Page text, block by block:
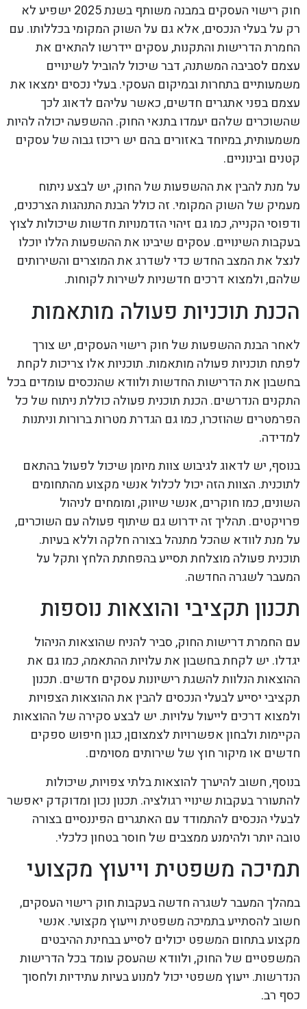
חוק רישוי העסקים במבנה משותף בשנת 2025 ישפיע לא
רק על בעלי הנכסים, אלא גם על השוק המקומי בכללותו. עם
החמרת הדרישות והתקנות, עסקים יידרשו להתאים את
עצמם לסביבה המשתנה, דבר שיכול להוביל לשינויים
משמעותיים בתחרות ובמיקום העסקי. בעלי נכסים ימצאו את
עצמם בפני אתגרים חדשים, כאשר עליהם לדאוג לכך
שהשוכרים שלהם יעמדו בתנאי החוק. ההשפעה יכולה להיות
משמעותית, במיוחד באזורים בהם יש ריכוז גבוה של עסקים
קטנים ובינוניים.
על מנת להבין את ההשפעות של החוק, יש לבצע ניתוח
מעמיק של השוק המקומי. זה כולל הבנת התנהגות הצרכנים,
ודפוסי הקנייה, כמו גם זיהוי הזדמנויות חדשות שיכולות לצוץ
בעקבות השינויים. עסקים שיבינו את ההשפעות הללו יוכלו
לנצל את המצב החדש כדי לשדרג את המוצרים והשירותים
שלהם, ולמצוא דרכים חדשניות לשירות לקוחות.
הכנת תוכניות פעולה מותאמות
לאחר הבנת ההשפעות של חוק רישוי העסקים, יש צורך
לפתח תוכניות פעולה מותאמות. תוכניות אלו צריכות לקחת
בחשבון את הדרישות החדשות ולוודא שהנכסים עומדים בכל
התקנים הנדרשים. הכנת תוכנית פעולה כוללת ניתוח של כל
הפרמטרים שהוזכרו, כמו גם הגדרת מטרות ברורות וניתנות
למדידה.
בנוסף, יש לדאוג לגיבוש צוות מיומן שיכול לפעול בהתאם
לתוכנית. הצוות הזה יכול לכלול אנשי מקצוע מהתחומים
השונים, כמו חוקרים, אנשי שיווק, ומומחים לניהול
פרויקטים. תהליך זה ידרוש גם שיתוף פעולה עם השוכרים,
על מנת לוודא שהכל מתנהל בצורה חלקה וללא בעיות.
תוכנית פעולה מוצלחת תסייע בהפחתת הלחץ ותקל על
המעבר לשגרה החדשה.
תכנון תקציבי והוצאות נוספות
עם החמרת דרישות החוק, סביר להניח שהוצאות הניהול
יגדלו. יש לקחת בחשבון את עלויות ההתאמה, כמו גם את
ההוצאות הנלוות להשגת רישיונות עסקים חדשים. תכנון
תקציבי יסייע לבעלי הנכסים להבין את ההוצאות הצפויות
ולמצוא דרכים לייעול עלויות. יש לבצע סקירה של ההוצאות
הקיימות ולבחון אפשרויות לצמצוםן, כגון חיפוש ספקים
חדשים או מיקור חוץ של שירותים מסוימים.
בנוסף, חשוב להיערך להוצאות בלתי צפויות, שיכולות
להתעורר בעקבות שינויי רגולציה. תכנון נכון ומדוקדק יאפשר
לבעלי הנכסים להתמודד עם האתגרים הפיננסיים בצורה
טובה יותר ולהימנע ממצבים של חוסר בטחון כלכלי.
תמיכה משפטית וייעוץ מקצועי
במהלך המעבר לשגרה חדשה בעקבות חוק רישוי העסקים,
חשוב להסתייע בתמיכה משפטית וייעוץ מקצועי. אנשי
מקצוע בתחום המשפט יכולים לסייע בבחינת ההיבטים
המשפטיים של החוק, ולוודא שהעסק עומד בכל הדרישות
הנדרשות. ייעוץ משפטי יכול למנוע בעיות עתידיות ולחסוך
כסף רב.